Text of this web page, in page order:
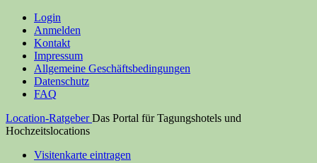
Login
Anmelden
Kontakt
Impressum
Allgemeine Geschäftsbedingungen
Datenschutz
FAQ
Location-Ratgeber Das Portal für Tagungshotels und
Hochzeitslocations
Visitenkarte eintragen